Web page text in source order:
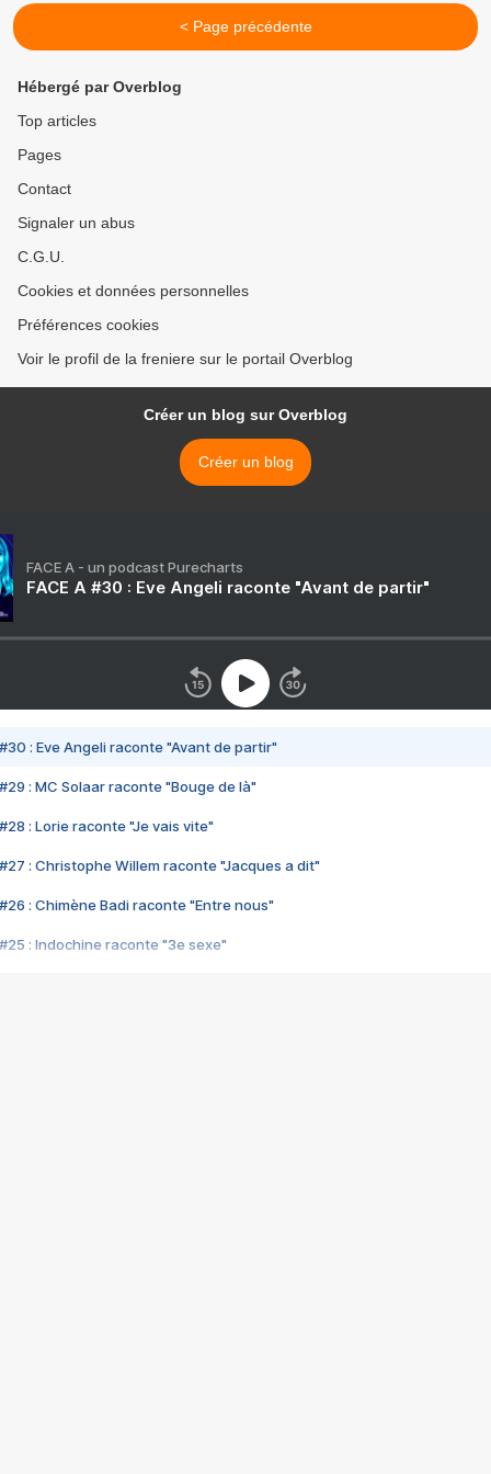
< Page précédente
Hébergé par Overblog
Top articles
Pages
Contact
Signaler un abus
C.G.U.
Cookies et données personnelles
Préférences cookies
Voir le profil de la freniere sur le portail Overblog
Créer un blog sur Overblog
Créer un blog
FACE A - un podcast Purecharts
FACE A #30 : Eve Angeli raconte "Avant de partir"
#30 : Eve Angeli raconte "Avant de partir"
#29 : MC Solaar raconte "Bouge de là"
#28 : Lorie raconte "Je vais vite"
#27 : Christophe Willem raconte "Jacques a dit"
#26 : Chimène Badi raconte "Entre nous"
#25 : Indochine raconte "3e sexe"